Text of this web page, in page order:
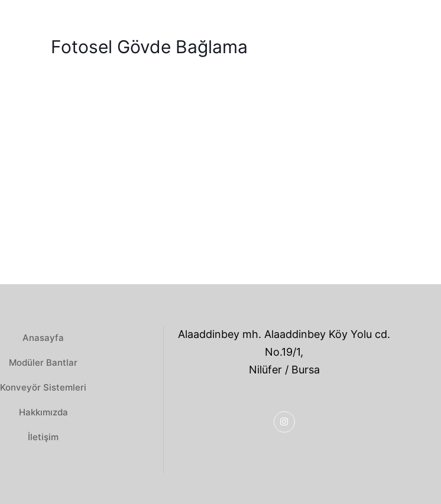
Fotosel Gövde Bağlama
Anasayfa
Modüler Bantlar
Konveyör Sistemleri
Hakkımızda
İletişim
Alaaddinbey mh. Alaaddinbey Köy Yolu cd.
No.19/1,
Nilüfer / Bursa